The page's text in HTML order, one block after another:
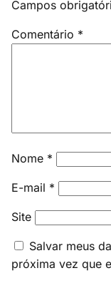
Campos
Comentário *
Nome *
E-mail *
Site
Salvar meus
próxima vez que